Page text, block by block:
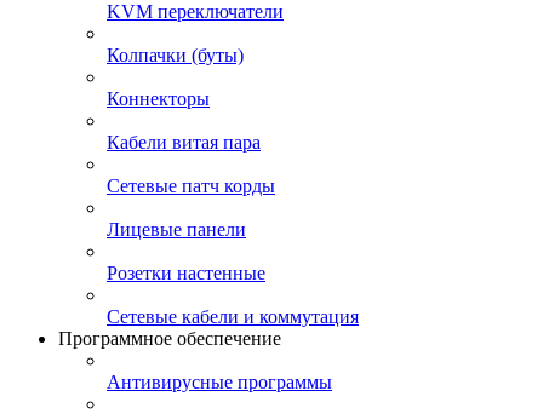
KVM переключатели
Колпачки (буты)
Коннекторы
Кабели витая пара
Сетевые патч корды
Лицевые панели
Розетки настенные
Сетевые кабели и коммутация
Программное обеспечение
Антивирусные программы